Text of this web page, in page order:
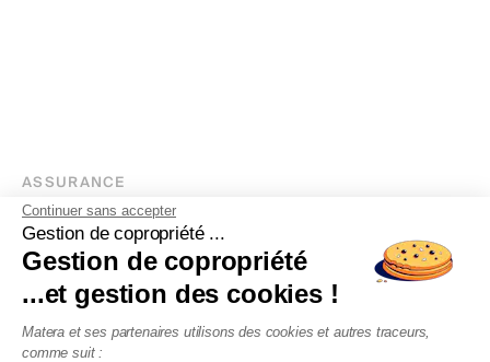
ASSURANCE
Tout savoir sur l'assurance
copropriété
Continuer sans accepter
Gestion de copropriété ...
Gestion de copropriété
...et gestion des cookies !
Matera et ses partenaires utilisons des cookies et autres traceurs,
comme suit :